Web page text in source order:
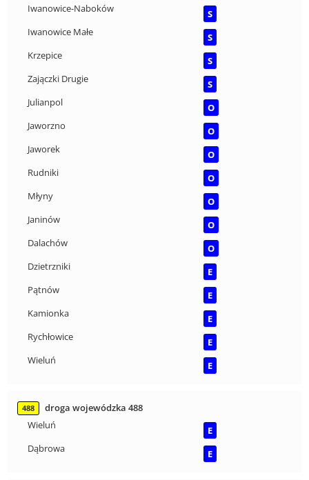
Iwanowice-Naboków
S
Iwanowice Małe
S
Krzepice
S
Zajączki Drugie
S
Julianpol
O
Jaworzno
O
Jaworek
O
Rudniki
O
Młyny
O
Janinów
O
Dalachów
O
Dzietrzniki
E
Pątnów
E
Kamionka
E
Rychłowice
E
Wieluń
E
488
droga wojewódzka 488
Wieluń
E
Dąbrowa
E